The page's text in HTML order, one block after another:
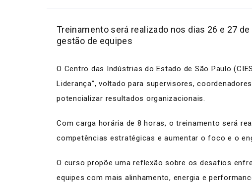
Treinamento será realizado nos dias 26 e 27
gestão de equipes
O Centro das Indústrias do Estado de São Paulo
Liderança”, voltado para supervisores,
potencializar resultados organizacionais.
Com carga horária de 8 horas, o treinamento será
competências estratégicas e aumentar o foco e o
O curso propõe uma reflexão sobre os desafios
equipes com mais alinhamento, energia e